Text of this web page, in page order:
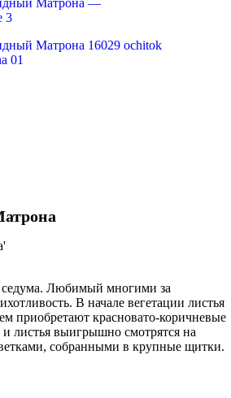
Любимый многими за
В начале вегетации листья
приобретают красновато-коричневые
листья выигрышно смотрятся на
собранными в крупные щитки.